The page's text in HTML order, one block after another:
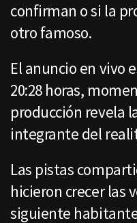
confirman o si la
otro famoso.
El anuncio en vivo
20:28 horas,
producción revela
integrante del
Las pistas
hicieron crecer las
siguiente